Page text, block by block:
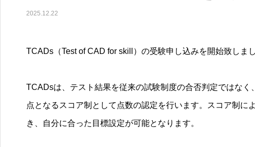
2025.12.22
TCADs（Test of CAD for skill）の受験申し込みを開始致しまし
TCADsは、テスト結果を従来の試験制度の合否判定ではな
点となるスコア制として点数の認定を行います。スコア制に
き、自分に合った目標設定が可能となります。